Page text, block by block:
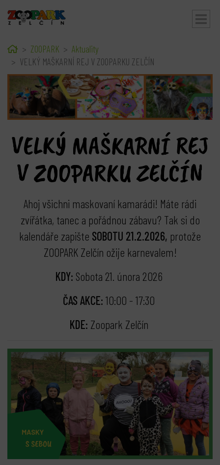
HomeZOOPARK
Aktuality
VELKÝ MAŠKARNÍ REJ V ZOOPARKU ZELČÍN
VELKÝ MAŠKARNÍ REJ
V ZOOPARKU ZELČÍN
Ahoj všichni maskovaní kamarádi! Máte rádi
zvířátka, tanec a pořádnou zábavu? Tak si do
kalendáře zapište SOBOTU 21.2.2026, protože
ZOOPARK Zelčín ožije karnevalem!
KDY: Sobota 21. února 2026
ČAS AKCE: 10:00 - 17:30
KDE: Zoopark Zelčín